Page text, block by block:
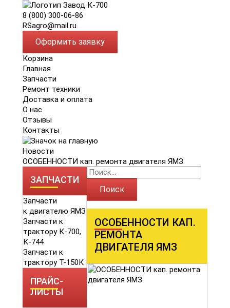
8 (800) 300-06-86
RSagro@mail.ru
Оформить заявку
Корзина
Главная
Запчасти
Ремонт техники
Доставка и оплата
О нас
Отзывы
Контакты
Новости
ОСОБЕННОСТИ кап. ремонта двигателя ЯМЗ
ЗАПЧАСТИ
Запчасти
к двигателю ЯМЗ
Запчасти к
трактору К-700,
К-744
Запчасти к
трактору Т-150К
ПРАЙС-
ЛИСТЫ
Поиск
ОСОБЕННОСТИ КАП.
РЕМОНТА
ДВИГАТЕЛЯ ЯМЗ